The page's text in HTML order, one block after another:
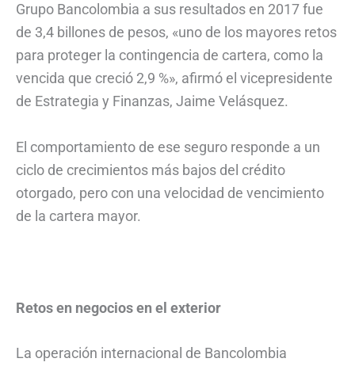
Grupo Bancolombia a sus resultados en 2017 fue
de 3,4 billones de pesos, «uno de los mayores retos
para proteger la contingencia de cartera, como la
vencida que creció 2,9 %», afirmó el vicepresidente
de Estrategia y Finanzas, Jaime Velásquez.
El comportamiento de ese seguro responde a un
ciclo de crecimientos más bajos del crédito
otorgado, pero con una velocidad de vencimiento
de la cartera mayor.
Retos en negocios en el exterior
La operación internacional de Bancolombia